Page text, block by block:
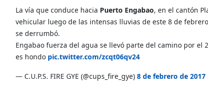
La vía que conduce hacia Puerto Engabao, en el cantón
vehicular luego de las intensas lluvias de este 8 de
se derrumbó.
Engabao fuerza del agua se llevó parte del camino por
es hondo pic.twitter.com/zcqt06qv24
— C.U.P.S. FIRE GYE (@cups_fire_gye) 8 de febrero de 2017